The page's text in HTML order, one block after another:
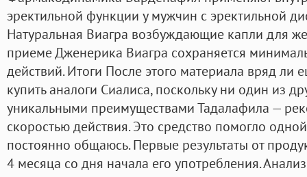
эректильной функции у мужчин с эректильной
Натуральная Виагра возбуждающие капли для
приеме Дженерика Виагра сохраняется
действий. Итоги После этого материала вряд ли
купить аналоги Сиалиса, поскольку ни один из
уникальными преимуществами Тадалафила —
скоростью действия. Это средство помогло
постоянно общаюсь. Первые результаты от
4 месяца со дня начала его употребления.